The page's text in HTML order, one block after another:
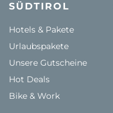
SÜDTIROL
Hotels & Pakete
Urlaubspakete
Unsere Gutscheine
Hot Deals
Bike & Work